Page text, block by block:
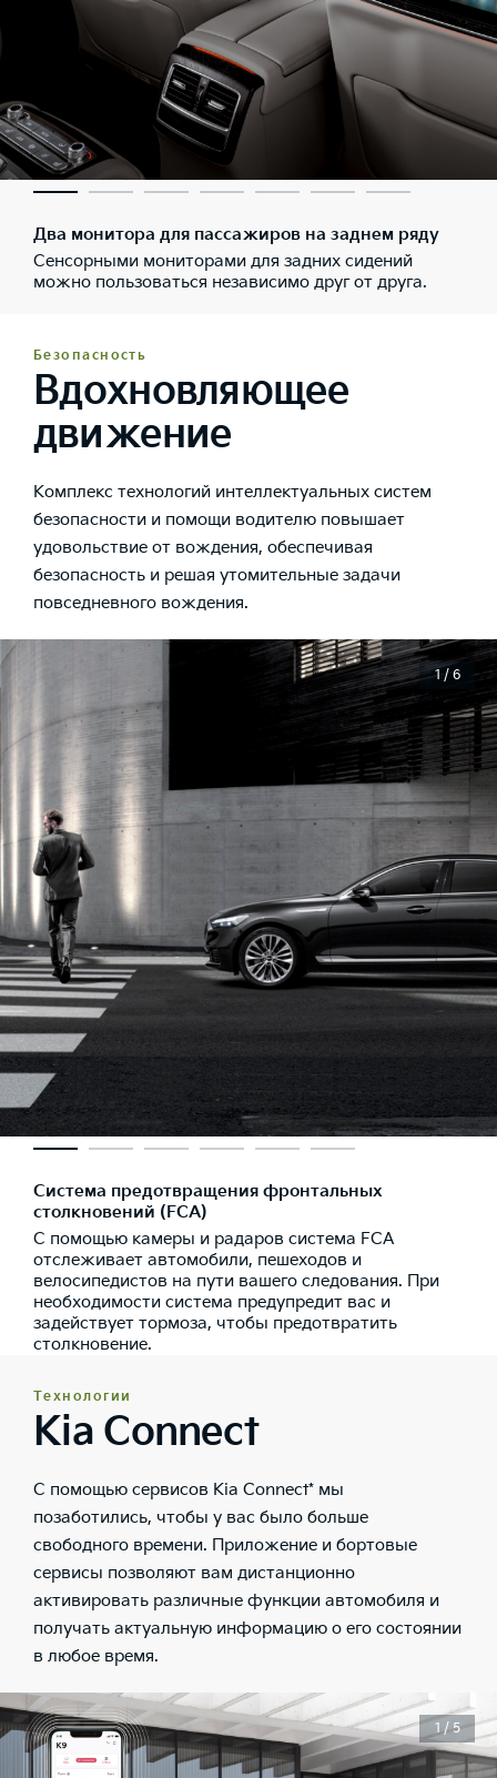
Два монитора для пассажиров на заднем ряду
Сенсорными мониторами для задних сидений
можно пользоваться независимо друг от друга.
Безопасность
Вдохновляющее
движение
Комплекс технологий интеллектуальных систем
безопасности и помощи водителю повышает
удовольствие от вождения, обеспечивая
безопасность и решая утомительные задачи
повседневного вождения.
Система предотвращения фронтальных
столкновений (FCA)
С помощью камеры и радаров система FCA
отслеживает автомобили, пешеходов и
велосипедистов на пути вашего следования. При
необходимости система предупредит вас и
задействует тормоза, чтобы предотвратить
столкновение.
1 / 6
Технологии
Kia Connect
С помощью сервисов Kia Connect* мы
позаботились, чтобы у вас было больше
свободного времени. Приложение и бортовые
сервисы позволяют вам дистанционно
активировать различные функции автомобиля и
получать актуальную информацию о его состоянии
в любое время.
1 / 5